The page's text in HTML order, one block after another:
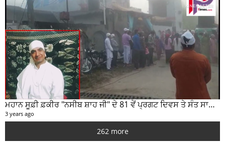
ਮਹਾਨ ਸੂਫ਼ੀ ਫ਼ਕੀਰ "ਨਸੀਬ ਸ਼ਾਹ ਜੀ" ਦੇ 81 ਵੇਂ ਪ੍ਰਗਟ ਦਿਵਸ ਤੇ ਸੰਤ ਸਾਹਿਬ ਜੋਤ ਸਿੰਘ ਜੀ ਮਹਾਰਾਜ ਦੇ ਸੁਣੋ ਵਿਚਾਰ
3 years ago
262 more